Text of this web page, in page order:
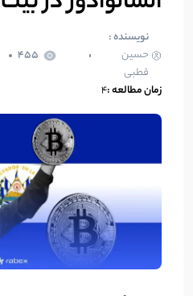
نویسنده :
حسین
قطبی
455
زمان مطالعه :4